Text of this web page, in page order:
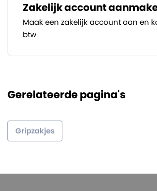
Zakelijk account
Maak een zakelijk account aan en
btw
Gerelateerde pagina's
Gripzakjes